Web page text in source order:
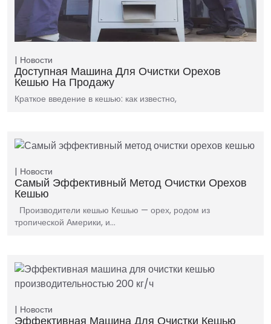
Новости
Доступная Машина Для Очистки Орехов
Кешью На Продажу
Краткое введение в кешью: как известно,
Новости
Самый Эффективный Метод Очистки Орехов
Кешью
Производители кешью Кешью — орех, родом из
тропической Америки, и…
Новости
Эффективная Машина Для Очистки Кешью